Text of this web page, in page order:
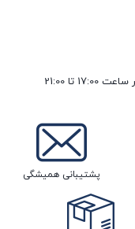
پشتیبانی همیشگی